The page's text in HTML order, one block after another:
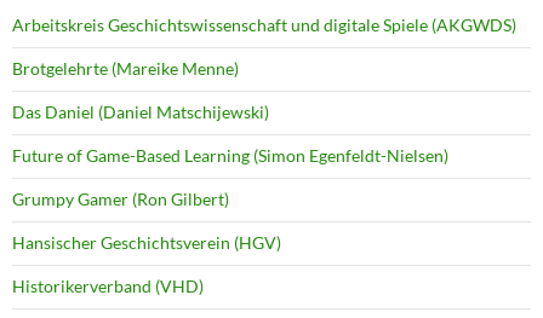
Arbeitskreis Geschichtswissenschaft und digitale Spiele (AKGWDS)
Brotgelehrte (Mareike Menne)
Das Daniel (Daniel Matschijewski)
Future of Game-Based Learning (Simon Egenfeldt-Nielsen)
Grumpy Gamer (Ron Gilbert)
Hansischer Geschichtsverein (HGV)
Historikerverband (VHD)